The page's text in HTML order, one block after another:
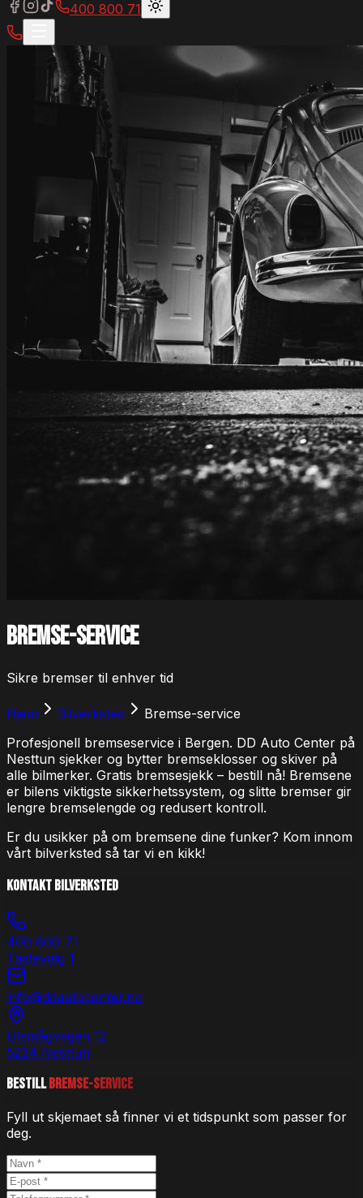
400 800 71
Bremse-service
Sikre bremser til enhver tid
Hjem Bilverksted
Bremse-service
Profesjonell bremseservice i Bergen. DD Auto Center på
Nesttun sjekker og bytter bremseklosser og skiver på
alle bilmerker. Gratis bremsesjekk – bestill nå! Bremsene
er bilens viktigste sikkerhetssystem, og slitte bremser gir
lengre bremselengde og redusert kontroll.
Er du usikker på om bremsene dine funker? Kom innom
vårt bilverksted så tar vi en kikk!
Kontakt Bilverksted
400 800 71
Tastevalg 1
info@ddautocenter.no
Ulsmågvegen 12
5224 Nesttun
BestillBremse-service
Fyll ut skjemaet så finner vi et tidspunkt som passer for
deg.